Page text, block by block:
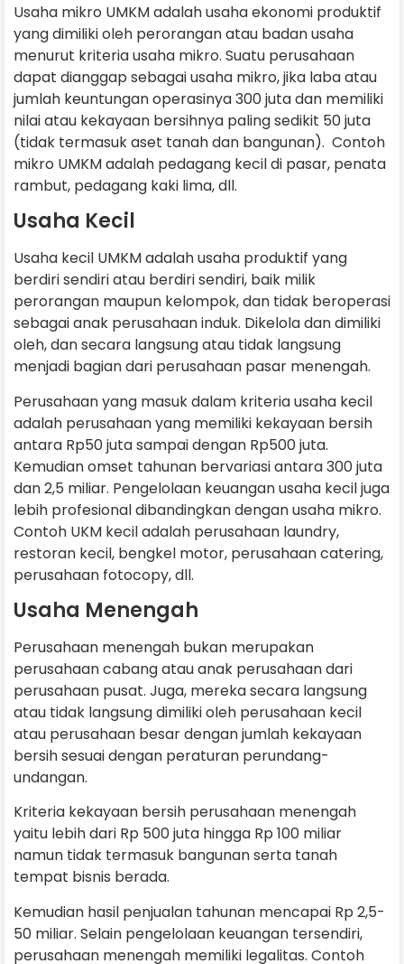
Usaha mikro UMKM adalah usaha ekonomi produktif
yang dimiliki oleh perorangan atau badan usaha
menurut kriteria usaha mikro. Suatu perusahaan
dapat dianggap sebagai usaha mikro, jika laba atau
jumlah keuntungan operasinya 300 juta dan memiliki
nilai atau kekayaan bersihnya paling sedikit 50 juta
(tidak termasuk aset tanah dan bangunan). Contoh
mikro UMKM adalah pedagang kecil di pasar, penata
rambut, pedagang kaki lima, dll.
Usaha Kecil
Usaha kecil UMKM adalah usaha produktif yang
berdiri sendiri atau berdiri sendiri, baik milik
perorangan maupun kelompok, dan tidak beroperasi
sebagai anak perusahaan induk. Dikelola dan dimiliki
oleh, dan secara langsung atau tidak langsung
menjadi bagian dari perusahaan pasar menengah.
Perusahaan yang masuk dalam kriteria usaha kecil
adalah perusahaan yang memiliki kekayaan bersih
antara Rp50 juta sampai dengan Rp500 juta.
Kemudian omset tahunan bervariasi antara 300 juta
dan 2,5 miliar. Pengelolaan keuangan usaha kecil juga
lebih profesional dibandingkan dengan usaha mikro.
Contoh UKM kecil adalah perusahaan laundry,
restoran kecil, bengkel motor, perusahaan catering,
perusahaan fotocopy, dll.
Usaha Menengah
Perusahaan menengah bukan merupakan
perusahaan cabang atau anak perusahaan dari
perusahaan pusat. Juga, mereka secara langsung
atau tidak langsung dimiliki oleh perusahaan kecil
atau perusahaan besar dengan jumlah kekayaan
bersih sesuai dengan peraturan perundang-
undangan.
Kriteria kekayaan bersih perusahaan menengah
yaitu lebih dari Rp 500 juta hingga Rp 100 miliar
namun tidak termasuk bangunan serta tanah
tempat bisnis berada.
Kemudian hasil penjualan tahunan mencapai Rp 2,5-
50 miliar. Selain pengelolaan keuangan tersendiri,
perusahaan menengah memiliki legalitas. Contoh